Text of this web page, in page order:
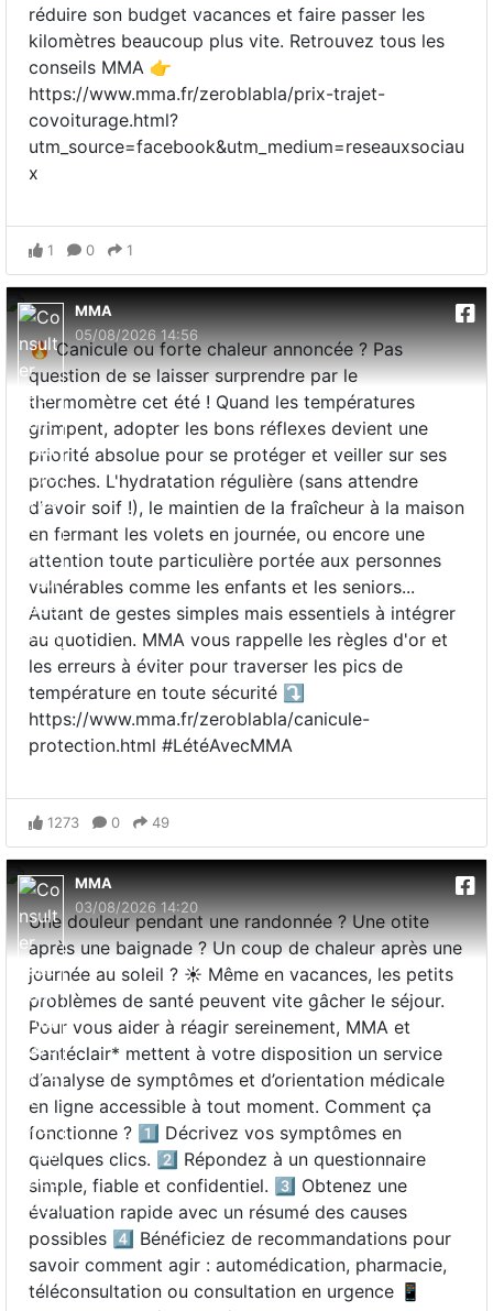
réduire son budget vacances et faire passer les
kilomètres beaucoup plus vite. Retrouvez tous les
conseils MMA 👉
https://www.mma.fr/zeroblabla/prix-trajet-
covoiturage.html?
utm_source=facebook&utm_medium=reseauxsociau
x
1 0 1
MMA
05/08/2026 14:56
🔥 Canicule ou forte chaleur annoncée ? Pas
question de se laisser surprendre par le
thermomètre cet été ! Quand les températures
grimpent, adopter les bons réflexes devient une
priorité absolue pour se protéger et veiller sur ses
proches. L'hydratation régulière (sans attendre
d'avoir soif !), le maintien de la fraîcheur à la maison
en fermant les volets en journée, ou encore une
attention toute particulière portée aux personnes
vulnérables comme les enfants et les seniors...
Autant de gestes simples mais essentiels à intégrer
au quotidien. MMA vous rappelle les règles d'or et
les erreurs à éviter pour traverser les pics de
température en toute sécurité ⤵️
https://www.mma.fr/zeroblabla/canicule-
protection.html #LétéAvecMMA
1273 0 49
MMA
03/08/2026 14:20
Une douleur pendant une randonnée ? Une otite
après une baignade ? Un coup de chaleur après une
journée au soleil ? ☀️ Même en vacances, les petits
problèmes de santé peuvent vite gâcher le séjour.
Pour vous aider à réagir sereinement, MMA et
Santéclair* mettent à votre disposition un service
d’analyse de symptômes et d’orientation médicale
en ligne accessible à tout moment. Comment ça
fonctionne ? 1️⃣ Décrivez vos symptômes en
quelques clics. 2️⃣ Répondez à un questionnaire
simple, fiable et confidentiel. 3️⃣ Obtenez une
évaluation rapide avec un résumé des causes
possibles 4️⃣ Bénéficiez de recommandations pour
savoir comment agir : automédication, pharmacie,
téléconsultation ou consultation en urgence 📱